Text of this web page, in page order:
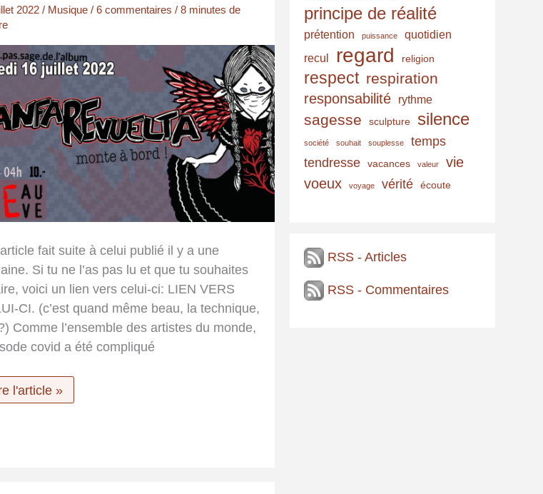
2022 / Musique/ 6 commentaires / 8 minutes de
fait suite à celui publié il y a une
Si tu ne l’as pas lu et que tu souhaites
voici un lien vers celui-ci: LIEN VERS
CI. (c’est quand même beau, la technique,
Comme l’ensemble des artistes du monde,
covid a été compliqué
l'article »
principe de réalité
prétention puissance
quotidien
recul
regard religion
respect respiration
responsabilité rythme
sagesse sculpture silence
société souhait souplesse
temps
tendresse
vacances valeur
vie
voeux
voyage vérité écoute
RSS - Articles
RSS - Commentaires